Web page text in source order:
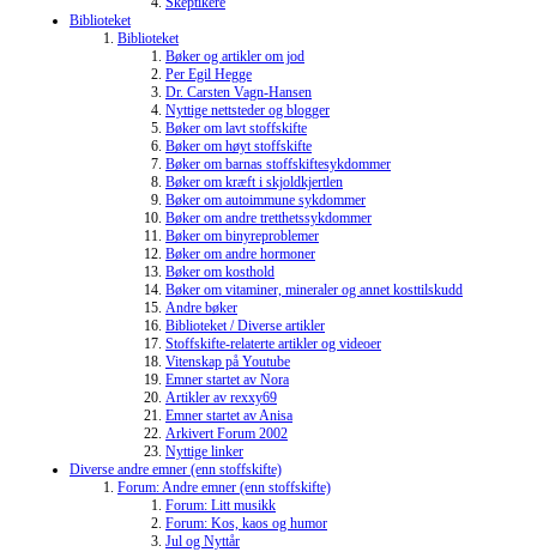
Biblioteket
Biblioteket
Bøker og artikler om jod
Per Egil Hegge
Dr. Carsten Vagn-Hansen
Nyttige nettsteder og blogger
Bøker om lavt stoffskifte
Bøker om høyt stoffskifte
Bøker om barnas stoffskiftesykdommer
Bøker om kræft i skjoldkjertlen
Bøker om autoimmune sykdommer
Bøker om andre tretthetssykdommer
Bøker om binyreproblemer
Bøker om andre hormoner
Bøker om kosthold
Bøker om vitaminer, mineraler og annet kosttilskudd
Andre bøker
Biblioteket / Diverse artikler
Stoffskifte-relaterte artikler og videoer
Vitenskap på Youtube
Emner startet av Nora
Artikler av rexxy69
Emner startet av Anisa
Arkivert Forum 2002
Nyttige linker
Diverse andre emner (enn stoffskifte)
Forum: Andre emner (enn stoffskifte)
Forum: Litt musikk
Forum: Kos, kaos og humor
Jul og Nyttår